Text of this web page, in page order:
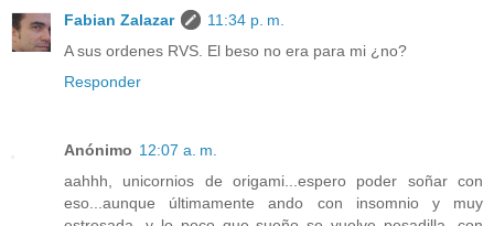
Fabian Zalazar
11:34 p. m.
A sus ordenes RVS. El beso no era para mi ¿no?
Responder
Anónimo 12:07 a. m.
aahhh, unicornios de origami...espero poder soñar con
eso...aunque últimamente ando con insomnio y muy